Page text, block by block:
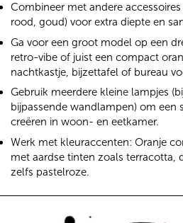
Combineer met andere
rood, goud) voor extra diepte en
Ga voor een groot model op een
retro-vibe of juist een compact
nachtkastje, bijzettafel of bureau
Gebruik meerdere kleine lampjes
bijpassende wandlampen) om een
creëren in woon- en eetkamer.
Werk met kleuraccenten: Oranje
met aardse tinten zoals terracotta,
zelfs pastelroze.